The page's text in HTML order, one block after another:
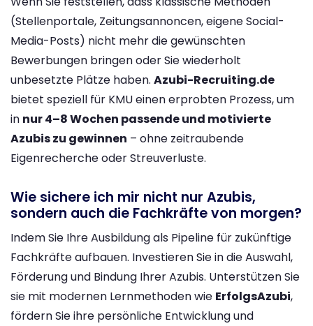
(Stellenportale, Zeitungsannoncen, eigene Social-
Media-Posts) nicht mehr die gewünschten
Bewerbungen bringen oder Sie wiederholt
unbesetzte Plätze haben. Azubi-Recruiting.de
bietet speziell für KMU einen erprobten Prozess, um
in nur 4–8 Wochen passende und motivierte
Azubis zu gewinnen – ohne zeitraubende
Eigenrecherche oder Streuverluste.
Wie sichere ich mir nicht nur Azubis,
sondern auch die Fachkräfte von morgen?
Indem Sie Ihre Ausbildung als Pipeline für zukünftige
Fachkräfte aufbauen. Investieren Sie in die Auswahl,
Förderung und Bindung Ihrer Azubis. Unterstützen Sie
sie mit modernen Lernmethoden wie ErfolgsAzubi,
fördern Sie ihre persönliche Entwicklung und